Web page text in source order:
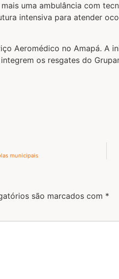
uma ambulância com
intensiva para atender
Aeromédico no Amapá. A
os resgates do
municipais
são marcados com *